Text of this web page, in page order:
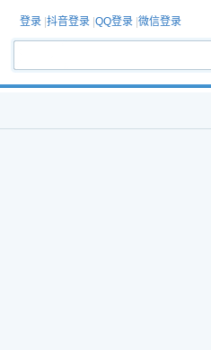
登录 抖音登录 QQ登录 微信登录